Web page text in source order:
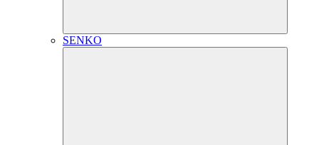
SENKO